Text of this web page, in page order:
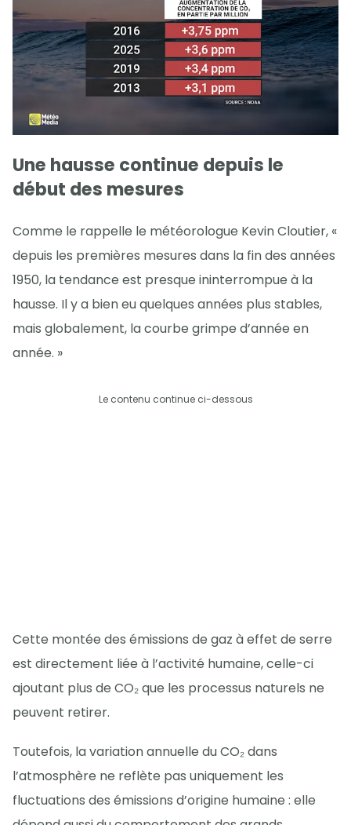
Une hausse continue depuis le
début des mesures
Comme le rappelle le météorologue Kevin Cloutier, «
depuis les premières mesures dans la fin des années
1950, la tendance est presque ininterrompue à la
hausse. Il y a bien eu quelques années plus stables,
mais globalement, la courbe grimpe d’année en
année. »
Le contenu continue ci-dessous
Cette montée des émissions de gaz à effet de serre
est directement liée à l’activité humaine, celle-ci
ajoutant plus de CO₂ que les processus naturels ne
peuvent retirer.
Toutefois, la variation annuelle du CO₂ dans
l’atmosphère ne reflète pas uniquement les
fluctuations des émissions d’origine humaine : elle